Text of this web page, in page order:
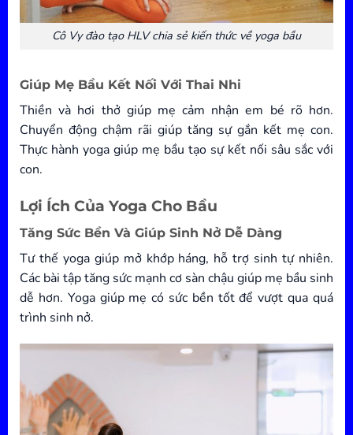
Cô Vy đào tạo HLV chia sẻ kiến thức về yoga bầu
Giúp Mẹ Bầu Kết Nối Với Thai Nhi
Thiền và hơi thở giúp mẹ cảm nhận em bé rõ hơn.
Chuyển động chậm rãi giúp tăng sự gắn kết mẹ con.
Thực hành yoga giúp mẹ bầu tạo sự kết nối sâu sắc với
con.
Lợi Ích Của Yoga Cho Bầu
Tăng Sức Bền Và Giúp Sinh Nở Dễ Dàng
Tư thế yoga giúp mở khớp háng, hỗ trợ sinh tự nhiên.
Các bài tập tăng sức mạnh cơ sàn chậu giúp mẹ bầu sinh
dễ hơn. Yoga giúp mẹ có sức bền tốt để vượt qua quá
trình sinh nở.